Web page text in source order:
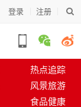
登录 注册
热点追踪
风景旅游
食品健康